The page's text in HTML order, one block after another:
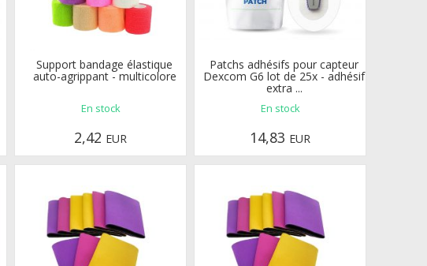
Support bandage élastique
auto-agrippant - multicolore
En stock
2,42 EUR
Patchs adhésifs pour capteur
Dexcom G6 lot de 25x - adhésif
extra ...
En stock
14,83 EUR